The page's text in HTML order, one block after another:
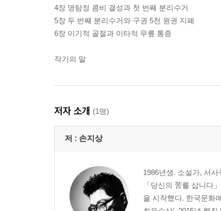
4장 명탐정 콤비 결성과 첫 번째 분리수거
5장 두 번째 분리수거와 구권 5천 원권 지폐
6장 이기적 골절과 이타적 무릎 통증
작가의 말
저자 소개 (1명)
저 : 손지상
1986년생. 소설가, 서
「당신의 苦를 삽니다
을 시작했다. 한국문화